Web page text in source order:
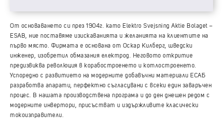
От основаването си през 1904г. като Elektro Svejsning Aktie Bolaget –
ESAB, ние поставяме изискаванията и желанията на клиентите на
първо място. Фирмата е основана от Оскар Килберг, шведски
инженер, изобретил обмазания eлектрод. Неговото откритие
предизвиква революция в корабостроенето и котлостроенето.
Успоредно с развитието на модерните добавъчни материали ЕСАБ
разработва апарати, перфектно съгласувани с всеки един заваръчен
процес. В нашата производствена програма и до ден днешен редом с
модерните инвертори, присъстват и издържливите класически
токоизправители.